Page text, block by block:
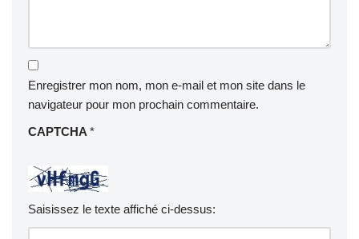
Enregistrer mon nom, mon e-mail et mon site dans le
navigateur pour mon prochain commentaire.
CAPTCHA *
Saisissez le texte affiché ci-dessus: